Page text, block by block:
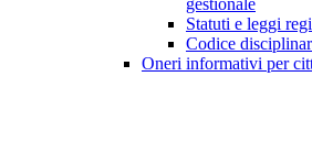
gestionale
Statuti e leggi
Codice
Oneri informativi per